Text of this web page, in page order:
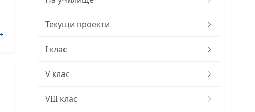
Текущи проекти
I клас
V клас
VIII клас